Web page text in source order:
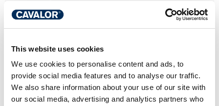
This website uses cookies
We use cookies to personalise content and ads, to
provide social media features and to analyse our traffic.
We also share information about your use of our site with
our social media, advertising and analytics partners who
verkleint de kans op ontstekingen.
HEB JE EEN VRAAG